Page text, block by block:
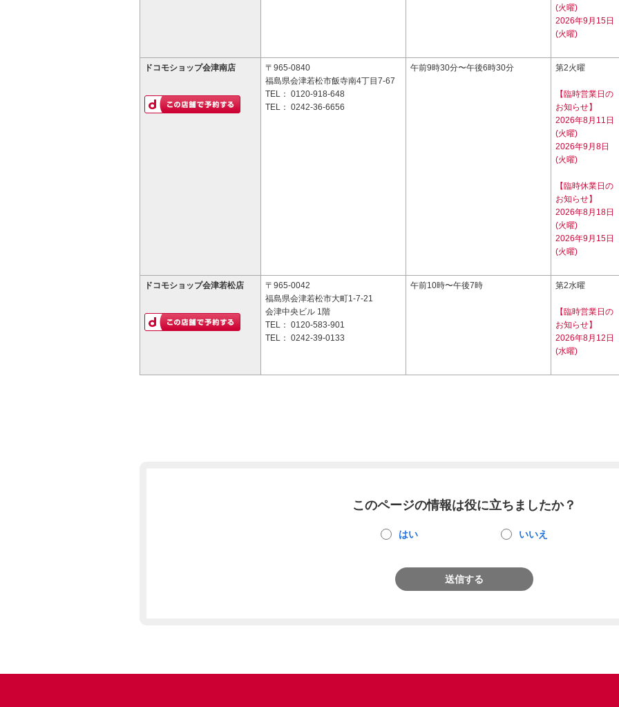
(火曜)
2026年9月15日
(火曜)
ドコモショップ会津南店
〒965-0840
福島県会津若松市飯寺南4丁目7-67
TEL： 0120-918-648
TEL： 0242-36-6656
午前9時30分〜午後6時30分 第2火曜
【臨時営業日の
お知らせ】
2026年8月11日
(火曜)
2026年9月8日
(火曜)
【臨時休業日の
お知らせ】
2026年8月18日
(火曜)
2026年9月15日
(火曜)
ドコモショップ会津若松店
〒965-0042
福島県会津若松市大町1-7-21
会津中央ビル 1階
TEL： 0120-583-901
TEL： 0242-39-0133
午前10時〜午後7時 第2水曜
【臨時営業日の
お知らせ】
2026年8月12日
(水曜)
このページの情報は役に立ちましたか？
はい いいえ
送信する